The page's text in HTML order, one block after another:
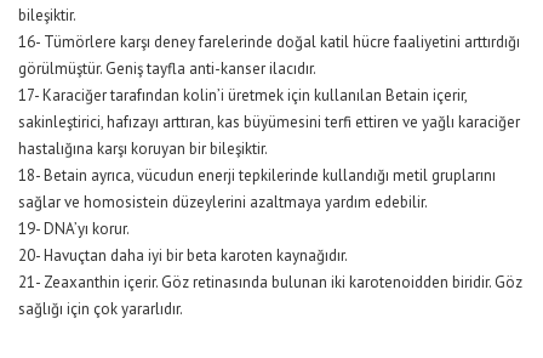
bileşiktir.
16- Tümörlere karşı deney farelerinde doğal katil hücre faaliyetini arttırdığı
görülmüştür. Geniş tayfla anti-kanser ilacıdır.
17- Karaciğer tarafından kolin’i üretmek için kullanılan Betain içerir,
sakinleştirici, hafızayı arttıran, kas büyümesini terfi ettiren ve yağlı karaciğer
hastalığına karşı koruyan bir bileşiktir.
18- Betain ayrıca, vücudun enerji tepkilerinde kullandığı metil gruplarını
sağlar ve homosistein düzeylerini azaltmaya yardım edebilir.
19- DNA’yı korur.
20- Havuçtan daha iyi bir beta karoten kaynağıdır.
21- Zeaxanthin içerir. Göz retinasında bulunan iki karotenoidden biridir. Göz
sağlığı için çok yararlıdır.